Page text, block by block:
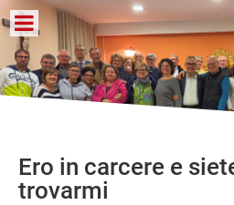
Ero in carcere e
trovarmi